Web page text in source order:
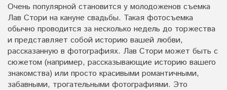
Очень популярной становится у молодоженов съемка
Лав Стори на кануне свадьбы. Такая фотосъемка
обычно проводится за несколько недель до торжества
и представляет собой историю вашей любви,
рассказанную в фотографиях. Лав Стори может быть с
сюжетом (например, рассказывающие историю вашего
знакомства) или просто красивыми романтичными,
забавными, трогательными фотографиями. Это